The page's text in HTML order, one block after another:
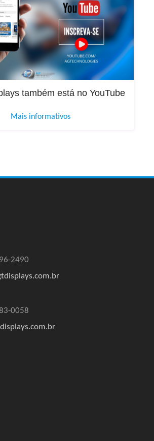
também está no YouTube
Mais informativos
2490
0058